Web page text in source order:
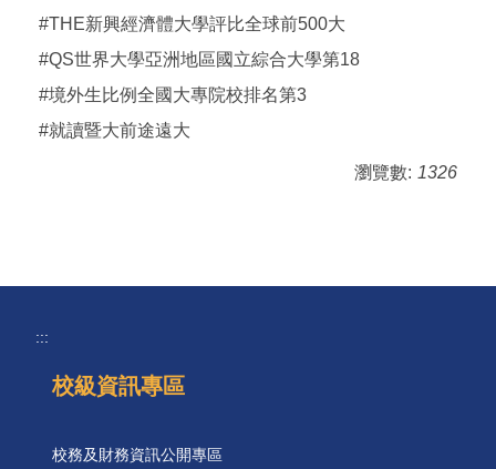
#THE新興經濟體大學評比全球前500大
#QS世界大學亞洲地區國立綜合大學第18
#境外生比例全國大專院校排名第3
#就讀暨大前途遠大
瀏覽數: 1326
:::
校級資訊專區
校務及財務資訊公開專區